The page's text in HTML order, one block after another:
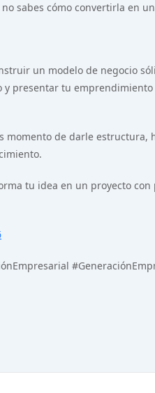
sabes cómo convertirla en
un modelo de negocio
y presentar tu
momento de darle estructura,
tu idea en un proyecto